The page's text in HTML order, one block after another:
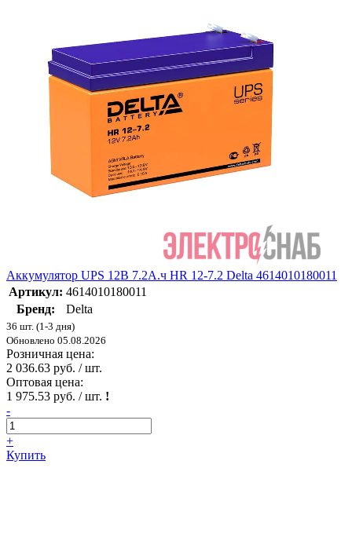
Аккумулятор UPS 12В 7.2А.ч HR 12-7.2 Delta 4614010180011
Артикул: 4614010180011
Бренд:
Delta
36 шт. (1-3 дня)
Обновлено 05.08.2026
Розничная цена:
2 036.63 руб. / шт.
Оптовая цена:
1 975.53 руб. / шт. !
-
+
Купить